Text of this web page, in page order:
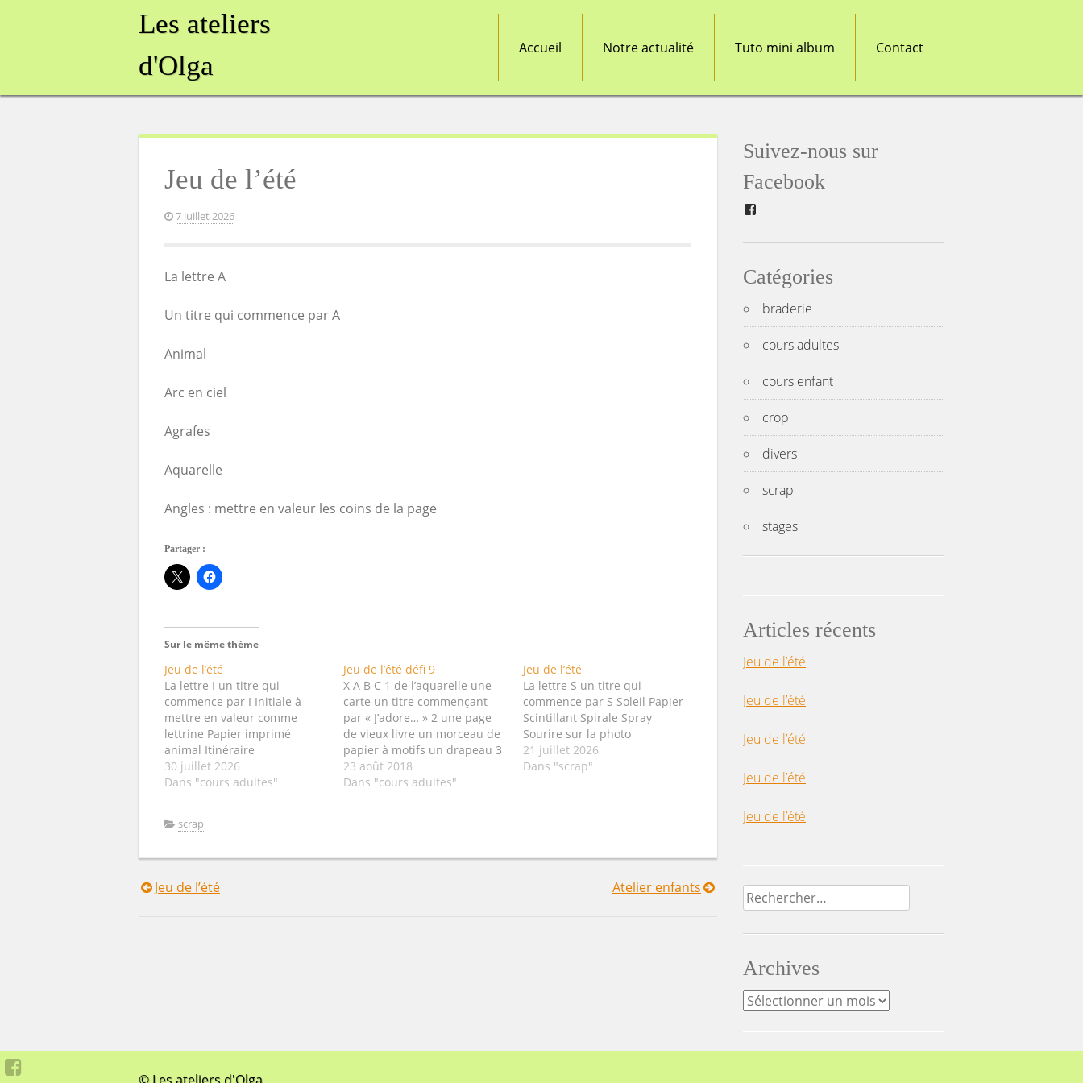
Les ateliers
d'Olga
Accueil Notre actualité Tuto mini album Contact
Jeu de l’été
7 juillet 2026
La lettre A
Un titre qui commence par A
Animal
Arc en ciel
Agrafes
Aquarelle
Angles : mettre en valeur les coins de la page
Partager :
Sur le même thème
Jeu de l’été
La lettre I un titre qui
commence par I Initiale à
mettre en valeur comme
lettrine Papier imprimé
animal Itinéraire
(carte/map...) Imitation
couture Elément Irisé
30 juillet 2026
Dans "cours adultes"
Jeu de l’été défi 9
X A B C 1 de l’aquarelle une
carte un titre commençant
par « J’adore… » 2 une page
de vieux livre un morceau de
papier à motifs un drapeau 3
une enveloppe faite maison
du violet un mot avec la lettre
23 août 2018
Dans "cours adultes"
Jeu de l’été
La lettre S un titre qui
commence par S Soleil Papier
Scintillant Spirale Spray
Sourire sur la photo
21 juillet 2026
Dans "scrap"
scrap
Navigation
Jeu de l’été Atelier enfants
Suivez-nous sur
Facebook
Catégories
braderie
cours adultes
cours enfant
crop
divers
scrap
stages
Articles récents
Jeu de l’été
Jeu de l’été
Jeu de l’été
Jeu de l’été
Jeu de l’été
Rechercher :
Archives
Archives